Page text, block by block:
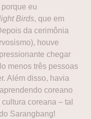
eu
Birds, que em
da cerimônia
houve
chegar
menos três pessoas
Além disso, havia
coreano
coreana – tal
Sarangbang!